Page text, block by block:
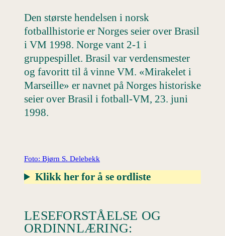
Den største hendelsen i norsk
fotballhistorie er Norges seier over Brasil
i VM 1998. Norge vant 2-1 i
gruppespillet. Brasil var verdensmester
og favoritt til å vinne VM. «Mirakelet i
Marseille» er navnet på Norges historiske
seier over Brasil i fotball-VM, 23. juni
1998.
Foto: Bjørn S. Delebekk
Klikk her for å se ordliste
LESEFORSTÅELSE OG
ORDINNLÆRING: